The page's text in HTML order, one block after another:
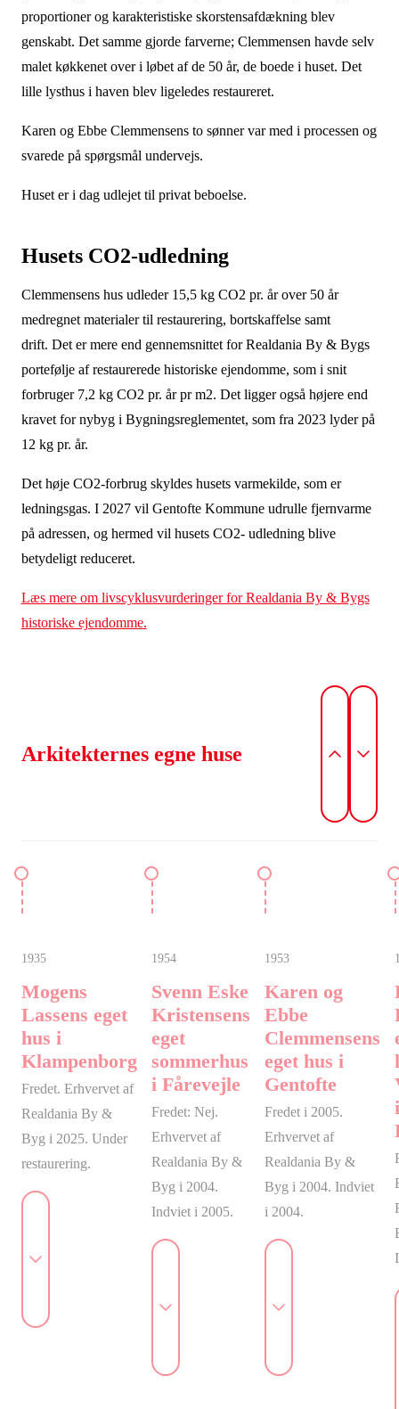
proportioner og karakteristiske skorstensafdækning blev
genskabt. Det samme gjorde farverne; Clemmensen havde selv
malet køkkenet over i løbet af de 50 år, de boede i huset. Det
lille lysthus i haven blev ligeledes restaureret.
Karen og Ebbe Clemmensens to sønner var med i processen og
svarede på spørgsmål undervejs.
Huset er i dag udlejet til privat beboelse.
Husets CO2-udledning
Clemmensens hus udleder 15,5 kg CO2 pr. år over 50 år
medregnet materialer til restaurering, bortskaffelse samt
drift. Det er mere end gennemsnittet for Realdania By & Bygs
portefølje af restaurerede historiske ejendomme, som i snit
forbruger 7,2 kg CO2 pr. år pr m2. Det ligger også højere end
kravet for nybyg i Bygningsreglementet, som fra 2023 lyder på
12 kg pr. år.
Det høje CO2-forbrug skyldes husets varmekilde, som er
ledningsgas. I 2027 vil Gentofte Kommune udrulle fjernvarme
på adressen, og hermed vil husets CO2- udledning blive
betydeligt reduceret.
Læs mere om livscyklusvurderinger for Realdania By & Bygs
historiske ejendomme.
Arkitekternes egne huse
1935
Mogens
Lassens eget
hus i
Klampenborg
Fredet. Erhvervet af
Realdania By &
Byg i 2025. Under
restaurering.
1954
Svenn Eske
Kristensens
eget
sommerhus
i Fårevejle
Fredet: Nej.
Erhvervet af
Realdania By &
Byg i 2004.
Indviet i 2005.
1953
Karen og
Ebbe
Clemmensens
eget hus i
Gentofte
Fredet i 2005.
Erhvervet af
Realdania By &
Byg i 2004. Indviet
i 2004.
i